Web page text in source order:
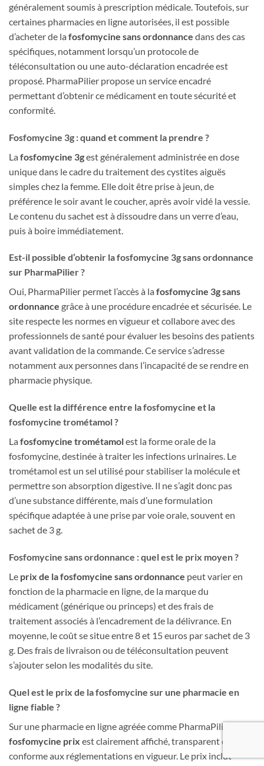
généralement soumis à prescription médicale. Toutefois, sur
certaines pharmacies en ligne autorisées, il est possible
d’acheter de la fosfomycine sans ordonnance dans des cas
spécifiques, notamment lorsqu’un protocole de
téléconsultation ou une auto-déclaration encadrée est
proposé. PharmaPilier propose un service encadré
permettant d’obtenir ce médicament en toute sécurité et
conformité.
Fosfomycine 3g : quand et comment la prendre ?
La fosfomycine 3gest généralement administrée en dose
unique dans le cadre du traitement des cystites aiguës
simples chez la femme. Elle doit être prise à jeun, de
préférence le soir avant le coucher, après avoir vidé la vessie.
Le contenu du sachet est à dissoudre dans un verre d’eau,
puis à boire immédiatement.
Est-il possible d’obtenir la fosfomycine 3g sans ordonnance
sur PharmaPilier ?
Oui, PharmaPilier permet l’accès à la fosfomycine 3g sans
ordonnance grâce à une procédure encadrée et sécurisée. Le
site respecte les normes en vigueur et collabore avec des
professionnels de santé pour évaluer les besoins des patients
avant validation de la commande. Ce service s’adresse
notamment aux personnes dans l’incapacité de se rendre en
pharmacie physique.
Quelle est la différence entre la fosfomycine et la
fosfomycine trométamol ?
La fosfomycine trométamolest la forme orale de la
fosfomycine, destinée à traiter les infections urinaires. Le
trométamol est un sel utilisé pour stabiliser la molécule et
permettre son absorption digestive. Il ne s’agit donc pas
d’une substance différente, mais d’une formulation
spécifique adaptée à une prise par voie orale, souvent en
sachet de 3 g.
Fosfomycine sans ordonnance : quel est le prix moyen ?
Le prix de la fosfomycine sans ordonnance peut varier en
fonction de la pharmacie en ligne, de la marque du
médicament (générique ou princeps) et des frais de
traitement associés à l’encadrement de la délivrance. En
moyenne, le coût se situe entre 8 et 15 euros par sachet de 3
g. Des frais de livraison ou de téléconsultation peuvent
s’ajouter selon les modalités du site.
Quel est le prix de la fosfomycine sur une pharmacie en
ligne fiable ?
Sur une pharmacie en ligne agréée comme PharmaPilier, le
fosfomycine prix est clairement affiché, transparent et
conforme aux réglementations en vigueur. Le prix inclut